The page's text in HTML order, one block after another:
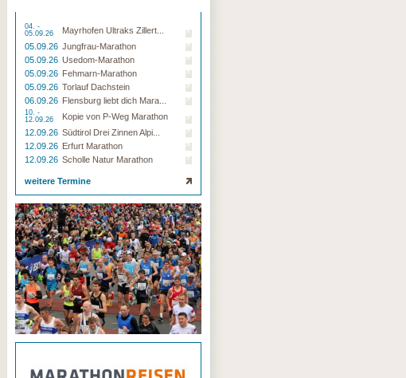
04. -
05.09.26
Mayrhofen Ultraks Zillert...
05.09.26 Jungfrau-Marathon
05.09.26 Usedom-Marathon
05.09.26 Fehmarn-Marathon
05.09.26 Torlauf Dachstein
06.09.26 Flensburg liebt dich Mara...
10. -
12.09.26
Kopie von P-Weg Marathon
12.09.26 Südtirol Drei Zinnen Alpi...
12.09.26 Erfurt Marathon
12.09.26 Scholle Natur Marathon
weitere Termine